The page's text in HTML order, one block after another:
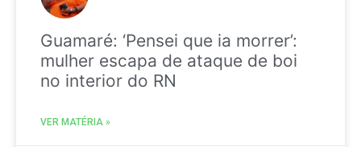
Guamaré: ‘Pensei que ia morrer’:
mulher escapa de ataque de boi
no interior do RN
VER MATÉRIA »